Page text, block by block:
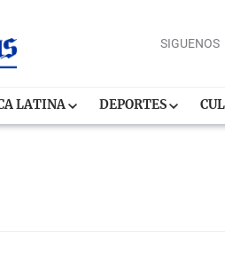
SIGUENOS
LATINA DEPORTES